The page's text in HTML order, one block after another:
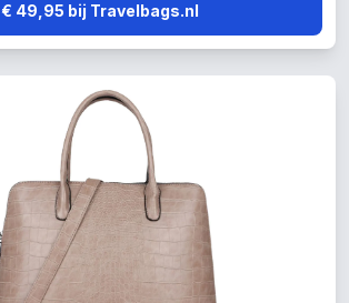
€ 49,95 bij Travelbags.nl